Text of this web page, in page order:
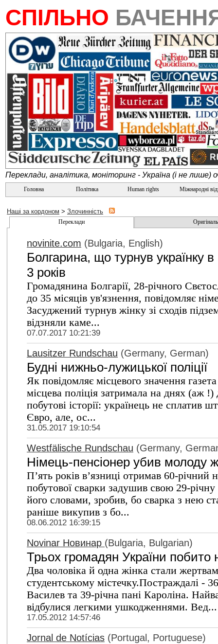
СПІЛЬНО
Переклади, аналітика, моніторинг - Україна (і не лише)
Головна Політика Human rights Міжнародні
Наші за кордоном > Злочинність
Переклади
novinite.com (Bulgaria, English)
Болгарина, що турнув українку
3 років
Громадянина Болгарії, 28-річного
до 35 місяців ув'язнення, повідомляє
Засуджений турнув жінку зі сходів
відзняли каме...
07.07.2017 10:21:39
Lausitzer Rundschau (Germany, German)
Будні нижньо-лужицької поліції
Як повідомляє місцевого значення
місцева поліція затримала на днях (аж
побутові історії: українець не сплатив
Євро, але, ос...
31.05.2017 19:10:54
Westfälische Rundschau (Germany,
Німець-пенсіонер убив молоду
П’ять років в’язниці отримав 60-річний
побутової сварки задушив свою 29-
його словами, зробив, бо сварка з нею
раніше викупив з бо...
08.06.2012 16:39:15
Novinar Новинар (Bulgaria, Bulgarian)
Трьох громадян України побито
Два чоловіка й одна жінка стали
студентському містечку.Постраждалі -
Василев та 39-річна пані Кароліна.
відбулися легкими ушкодженнями. Вед...
17.05.2012 14:57:46
Jornal de Notícias (Portugal, Portuguese)